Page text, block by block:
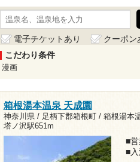
電子チケットあり クーポン
こだわり条件
漫画
箱根湯本温泉 天成園
神奈川県 / 足柄下郡箱根町 / 箱根湯本
塔ノ沢駅651m
■
■